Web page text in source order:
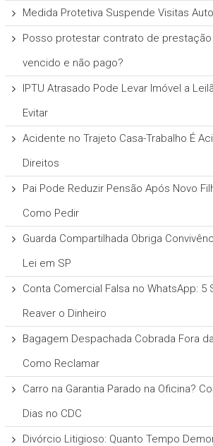
Medida Protetiva Suspende Visitas
Posso protestar contrato de prestação
vencido e não pago?
IPTU Atrasado Pode Levar Imóvel a
Evitar
Acidente no Trajeto Casa-Trabalho É
Direitos
Pai Pode Reduzir Pensão Após Novo
Como Pedir
Guarda Compartilhada Obriga
Lei em SP
Conta Comercial Falsa no WhatsApp: 5
Reaver o Dinheiro
Bagagem Despachada Cobrada Fora
Como Reclamar
Carro na Garantia Parado na Oficina?
Dias no CDC
Divórcio Litigioso: Quanto Tempo